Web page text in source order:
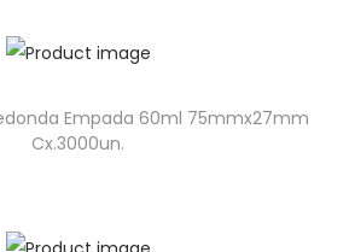
Empada 60ml 75mmx27mm
Cx.3000un.